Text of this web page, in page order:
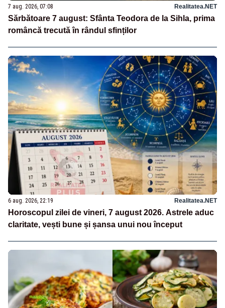
7 aug. 2026, 07:08 Realitatea.NET
Sărbătoare 7 august: Sfânta Teodora de la Sihla, prima
româncă trecută în rândul sfinților
6 aug. 2026, 22:19 Realitatea.NET
Horoscopul zilei de vineri, 7 august 2026. Astrele aduc
claritate, vești bune și șansa unui nou început